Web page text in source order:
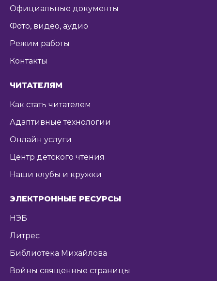
Официальные документы
Фото, видео, аудио
Режим работы
Контакты
ЧИТАТЕЛЯМ
Как стать читателем
Адаптивные технологии
Онлайн услуги
Центр детского чтения
Наши клубы и кружки
ЭЛЕКТРОННЫЕ РЕСУРСЫ
НЭБ
Литрес
Библиотека Михайлова
Войны священные страницы